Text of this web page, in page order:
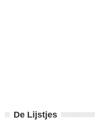
De Lijstjes